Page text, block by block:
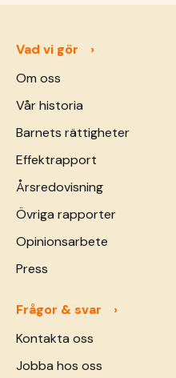
Vad vi gör
Om oss
Vår historia
Barnets rättigheter
Effektrapport
Årsredovisning
Övriga rapporter
Opinionsarbete
Press
Frågor & svar
Kontakta oss
Jobba hos oss